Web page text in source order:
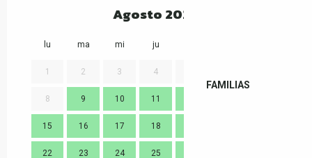
FAMILIAS
Agosto 2026
lu ma mi ju
1 2 3 4
8 9 10 11
15 16 17 18
22 23 24 25